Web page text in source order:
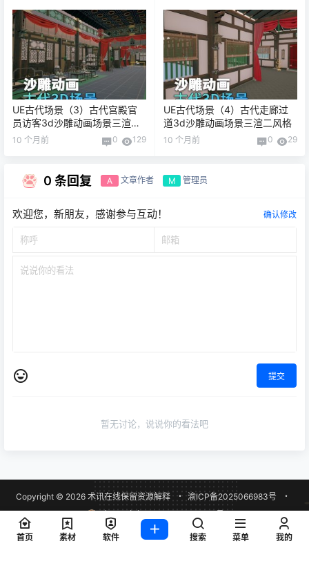
UE古代场景（3）古代宫殿官
员访客3d沙雕动画场景三渲二
风格
10 个月前 0 129
UE古代场景（4）古代走廊过
道3d沙雕动画场景三渲二风格
10 个月前 0 29
0 条回复 A 文章作者 M 管理员
欢迎您，新朋友，感谢参与互动！ 确认修改
提交
暂无讨论，说说你的看法吧
Copyright © 2026术讯在线保留资源解释 ・ 渝ICP备2025066983号
・
粤公网安备44011302004947号
查询 14 次，耗时 0.2240 秒
首页 素材 软件 搜索 菜单 我的